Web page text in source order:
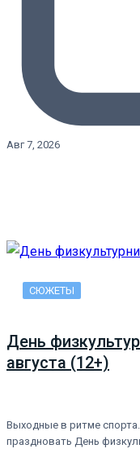
Авг 7, 2026
СЮЖЕТЫ
День
августа (12+)
Выходные в ритме
праздновать День